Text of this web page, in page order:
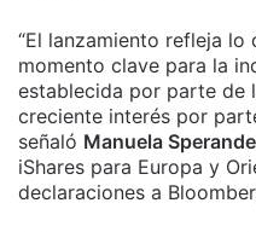
“El lanzamiento refleja
momento clave para la
establecida por parte de
creciente interés por
señaló Manuela
iShares para Europa y
declaraciones a